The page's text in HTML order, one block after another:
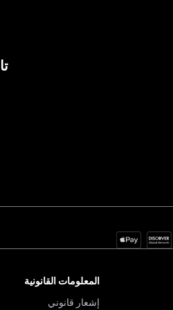
المعلومات القانونية
إشعار قانوني